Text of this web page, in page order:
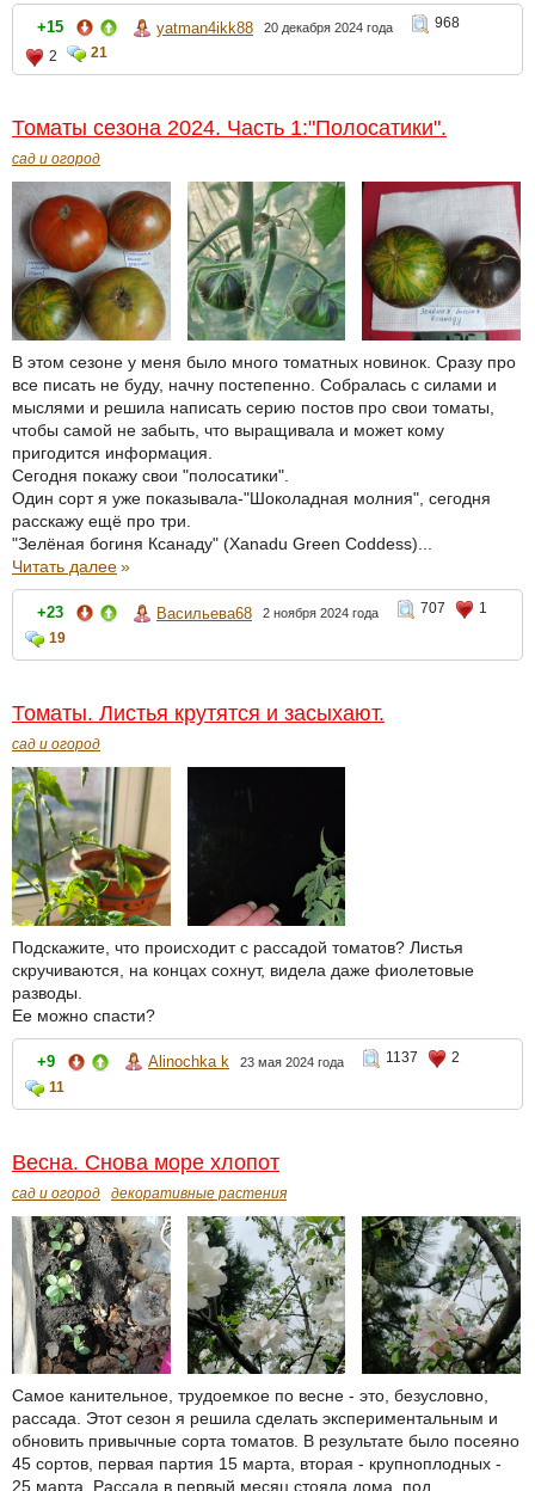
+15 yatman4ikk88 20 декабря 2024 года
968
2
21
Томаты сезона 2024. Часть 1:"Полосатики".
сад и огород
В этом сезоне у меня было много томатных новинок. Сразу про
все писать не буду, начну постепенно. Собралась с силами и
мыслями и решила написать серию постов про свои томаты,
чтобы самой не забыть, что выращивала и может кому
пригодится информация.
Сегодня покажу свои "полосатики".
Один сорт я уже показывала-"Шоколадная молния", сегодня
расскажу ещё про три.
"Зелёная богиня Ксанаду" (Xanadu Green Coddess)...
Читать далее»
+23 Васильева68 2 ноября 2024 года 707
1
19
Томаты. Листья крутятся и засыхают.
сад и огород
Подскажите, что происходит с рассадой томатов? Листья
скручиваются, на концах сохнут, видела даже фиолетовые
разводы.
Ее можно спасти?
+9 Alinochka k 23 мая 2024 года 1137
2
11
Весна. Снова море хлопот
сад и огород декоративные растения
Самое канительное, трудоемкое по весне - это, безусловно,
рассада. Этот сезон я решила сделать экспериментальным и
обновить привычные сорта томатов. В результате было посеяно
45 сортов, первая партия 15 марта, вторая - крупноплодных -
25 марта. Рассада в первый месяц стояла дома, под